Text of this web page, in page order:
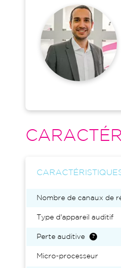
Nombre de canaux de
Type d'appareil auditif
Perte auditive
Micro-processeur